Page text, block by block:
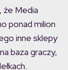
że Media
ponad milion
inne sklepy
baza graczy,